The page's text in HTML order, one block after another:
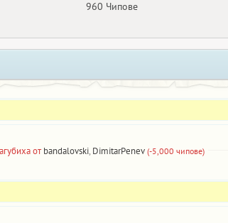
960 Чипове
от bandalovski, DimitarPenev (-5,000 чипове)